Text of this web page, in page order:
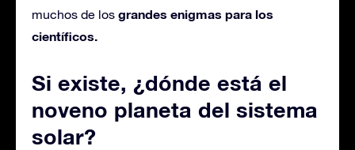
muchos de los grandes enigmas para los
científicos.
Si existe, ¿dónde está el
noveno planeta del sistema
solar?